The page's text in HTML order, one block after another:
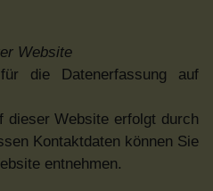
Website
die Datenerfassung auf
dieser Website erfolgt durch
Kontaktdaten können Sie
entnehmen.